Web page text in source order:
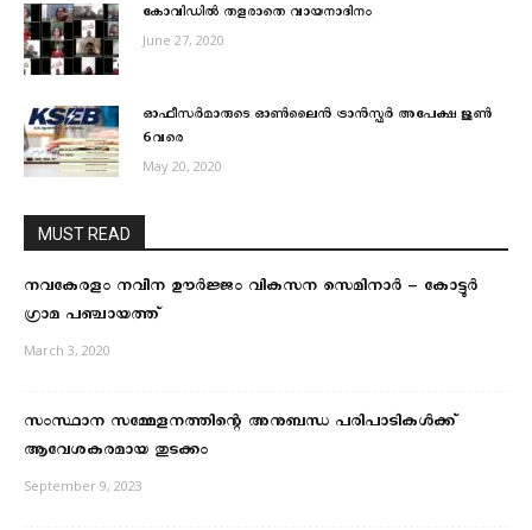
കോവിഡിൽ തളരാതെ വായനാദിനം
June 27, 2020
ഓഫീസര്‍മാരുടെ ഓണ്‍ലൈന്‍ ട്രാന്‍സ്ഫര്‍ അപേക്ഷ ജൂണ്‍
6വരെ
May 20, 2020
MUST READ
നവകേരളം നവീന ഊർജ്ജം വികസന സെമിനാർ – കോട്ടൂർ
ഗ്രാമ പഞ്ചായത്ത്
March 3, 2020
സംസ്ഥാന സമ്മേളനത്തിന്റെ അനുബന്ധ പരിപാടികൾക്ക്
ആവേശകരമായ തുടക്കം
September 9, 2023